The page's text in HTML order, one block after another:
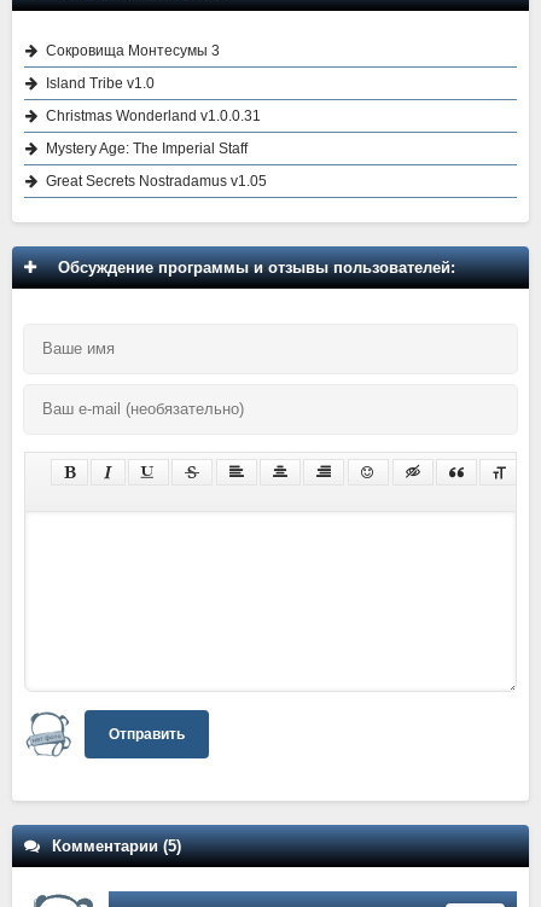
Сокровища Монтесумы 3
Island Tribe v1.0
Christmas Wonderland v1.0.0.31
Mystery Age: The Imperial Staff
Great Secrets Nostradamus v1.05
Обсуждение программы и отзывы пользователей:
Отправить
Комментарии (5)